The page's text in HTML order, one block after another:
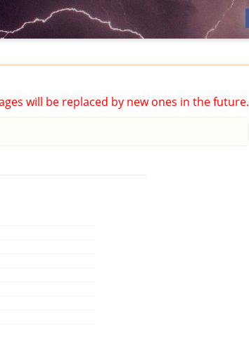
will be replaced by new ones in the future.